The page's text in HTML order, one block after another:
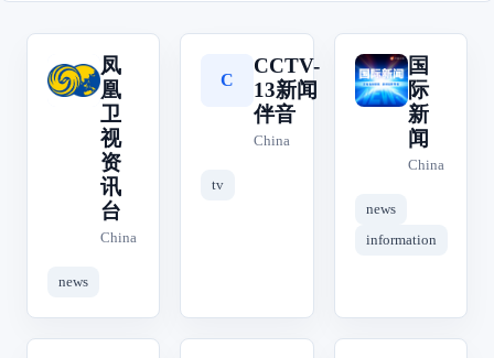
凤
凤
凰
卫
视
资
讯
台
China
news
C
CCTV-
13新闻
伴音
China
tv
国
国
际
新
闻
China
news
information